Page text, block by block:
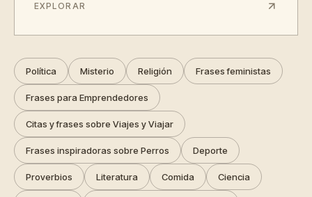
EXPLORAR
Política Misterio Religión Frases feministas
Frases para Emprendedores
Citas y frases sobre Viajes y Viajar
Frases inspiradoras sobre Perros Deporte
Proverbios Literatura Comida Ciencia